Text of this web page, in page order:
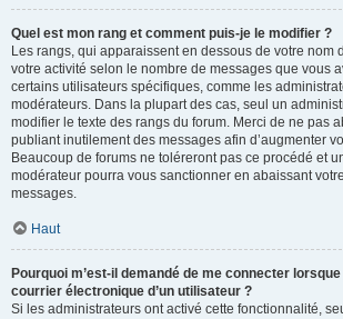
Quel est mon rang et comment puis-je le modifier ?
Les rangs, qui apparaissent en dessous de votre nom
votre activité selon le nombre de messages que vous
certains utilisateurs spécifiques, comme les
modérateurs. Dans la plupart des cas, seul un
modifier le texte des rangs du forum. Merci de ne pas
publiant inutilement des messages afin d’augmenter
Beaucoup de forums ne toléreront pas ce procédé et
modérateur pourra vous sanctionner en abaissant
messages.
Haut
Pourquoi m’est-il demandé de me connecter
courrier électronique d’un utilisateur ?
Si les administrateurs ont activé cette fonctionnalité,